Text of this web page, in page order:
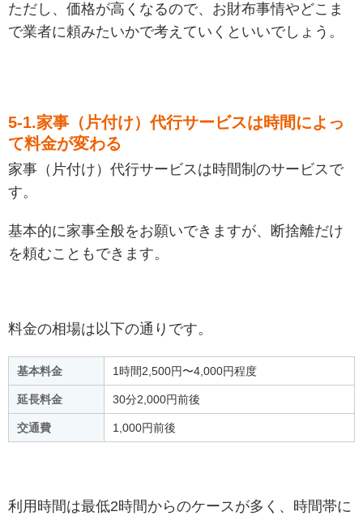
ただし、価格が高くなるので、お財布事情やどこま
で業者に頼みたいかで考えていくといいでしょう。
5-1.家事（片付け）代行サービスは時間によっ
て料金が変わる
家事（片付け）代行サービスは時間制のサービスで
す。
基本的に家事全般をお願いできますが、断捨離だけ
を頼むこともできます。
料金の相場は以下の通りです。
基本料金 1時間2,500円〜4,000円程度
延長料金 30分2,000円前後
交通費 1,000円前後
利用時間は最低2時間からのケースが多く、時間帯に